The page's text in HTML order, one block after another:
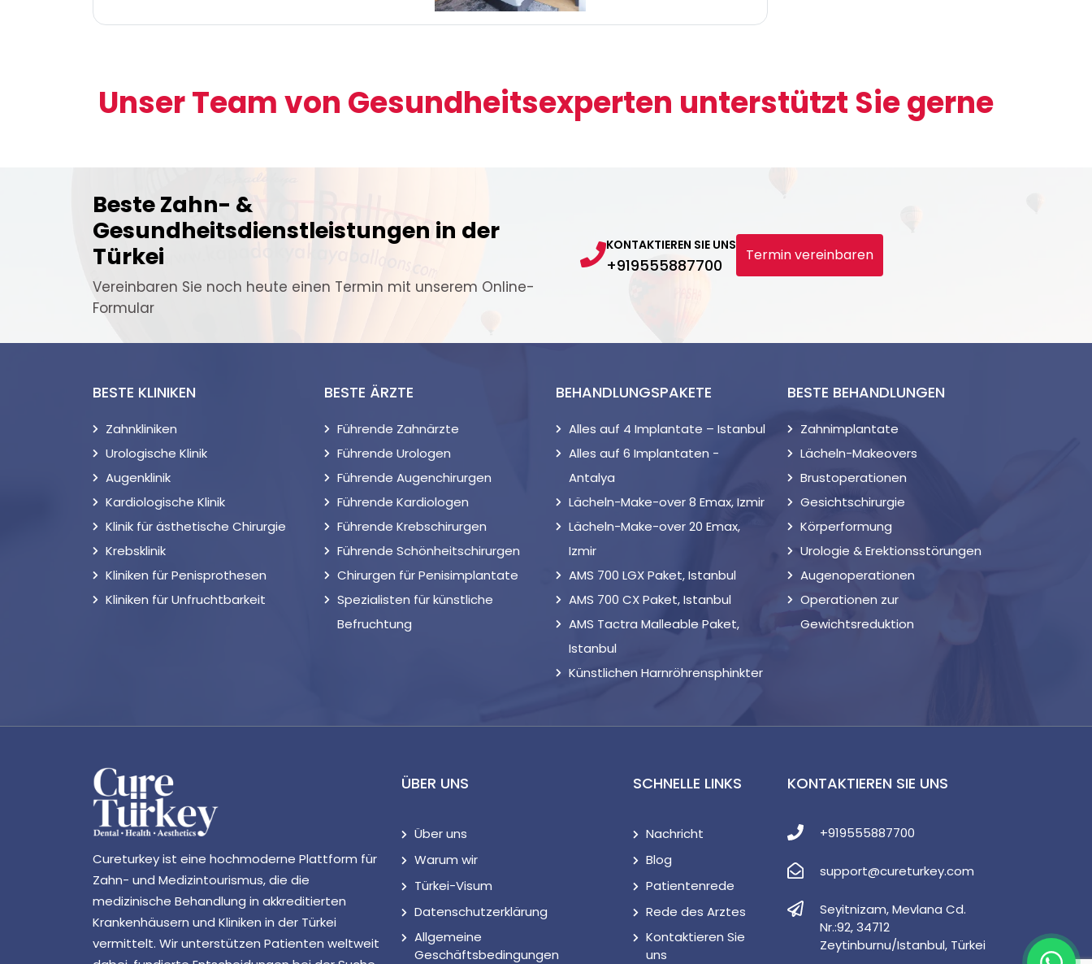
Unser Team von Gesundheitsexperten unterstützt Sie gerne
Beste Zahn- &
Gesundheitsdienstleistungen in der
Türkei
Vereinbaren Sie noch heute einen Termin mit unserem Online-
Formular
KONTAKTIEREN SIE UNS
+919555887700
Termin vereinbaren
BESTE KLINIKEN
Zahnkliniken
Urologische Klinik
Augenklinik
Kardiologische Klinik
Klinik für ästhetische Chirurgie
Krebsklinik
Kliniken für Penisprothesen
Kliniken für Unfruchtbarkeit
BESTE ÄRZTE
Führende Zahnärzte
Führende Urologen
Führende Augenchirurgen
Führende Kardiologen
Führende Krebschirurgen
Führende Schönheitschirurgen
Chirurgen für Penisimplantate
Spezialisten für künstliche
Befruchtung
BEHANDLUNGSPAKETE
Alles auf 4 Implantate – Istanbul
Alles auf 6 Implantaten -
Antalya
Lächeln-Make-over 8 Emax, Izmir
Lächeln-Make-over 20 Emax,
Izmir
AMS 700 LGX Paket, Istanbul
AMS 700 CX Paket, Istanbul
AMS Tactra Malleable Paket,
Istanbul
Künstlichen Harnröhrensphinkter
BESTE BEHANDLUNGEN
Zahnimplantate
Lächeln-Makeovers
Brustoperationen
Gesichtschirurgie
Körperformung
Urologie & Erektionsstörungen
Augenoperationen
Operationen zur
Gewichtsreduktion
Cureturkey ist eine hochmoderne Plattform für
Zahn- und Medizintourismus, die die
medizinische Behandlung in akkreditierten
Krankenhäusern und Kliniken in der Türkei
vermittelt. Wir unterstützen Patienten weltweit
ÜBER UNS
Über uns
Warum wir
Türkei-Visum
Datenschutzerklärung
Allgemeine
Geschäftsbedingungen
SCHNELLE LINKS
Nachricht
Blog
Patientenrede
Rede des Arztes
Kontaktieren Sie
uns
KONTAKTIEREN SIE UNS
+919555887700
support@cureturkey.com
Seyitnizam, Mevlana Cd.
Nr.:92, 34712
Zeytinburnu/Istanbul, Türkei